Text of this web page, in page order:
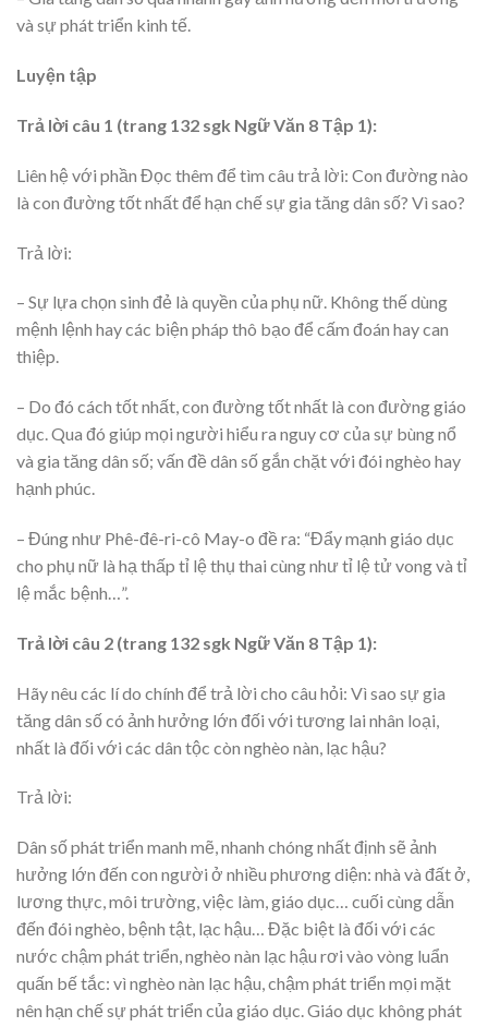
và sự phát triển kinh tế.
Luyện tập
Trả lời câu 1 (trang 132 sgk Ngữ Văn 8 Tập 1):
Liên hệ với phần Đọc thêm để tìm câu trả lời: Con đường nào
là con đường tốt nhất để hạn chế sự gia tăng dân số? Vì sao?
Trả lời:
– Sự lựa chọn sinh đẻ là quyền của phụ nữ. Không thế dùng
mệnh lệnh hay các biện pháp thô bạo để cấm đoán hay can
thiệp.
– Do đó cách tốt nhất, con đường tốt nhất là con đường giáo
dục. Qua đó giúp mọi người hiểu ra nguy cơ của sự bùng nổ
và gia tăng dân số; vấn đề dân số gắn chặt với đói nghèo hay
hạnh phúc.
– Đúng như Phê-đê-ri-cô May-o đề ra: “Đẩy mạnh giáo dục
cho phụ nữ là hạ thấp tỉ lệ thụ thai cùng như tỉ lệ tử vong và tỉ
lệ mắc bệnh…”.
Trả lời câu 2 (trang 132 sgk Ngữ Văn 8 Tập 1):
Hãy nêu các lí do chính để trả lời cho câu hỏi: Vì sao sự gia
tăng dân số có ảnh hưởng lớn đối với tương lai nhân loại,
nhất là đối với các dân tộc còn nghèo nàn, lạc hậu?
Trả lời:
Dân số phát triển manh mẽ, nhanh chóng nhất định sẽ ảnh
hưởng lớn đến con người ở nhiều phương diện: nhà và đất ở,
lương thực, môi trường, việc làm, giáo dục… cuối cùng dẫn
đến đói nghèo, bệnh tật, lạc hậu… Đặc biệt là đối với các
nước chậm phát triển, nghèo nàn lạc hậu rơi vào vòng luẩn
quấn bế tắc: vì nghèo nàn lạc hậu, chậm phát triển mọi mặt
nên hạn chế sự phát triển của giáo dục. Giáo dục không phát